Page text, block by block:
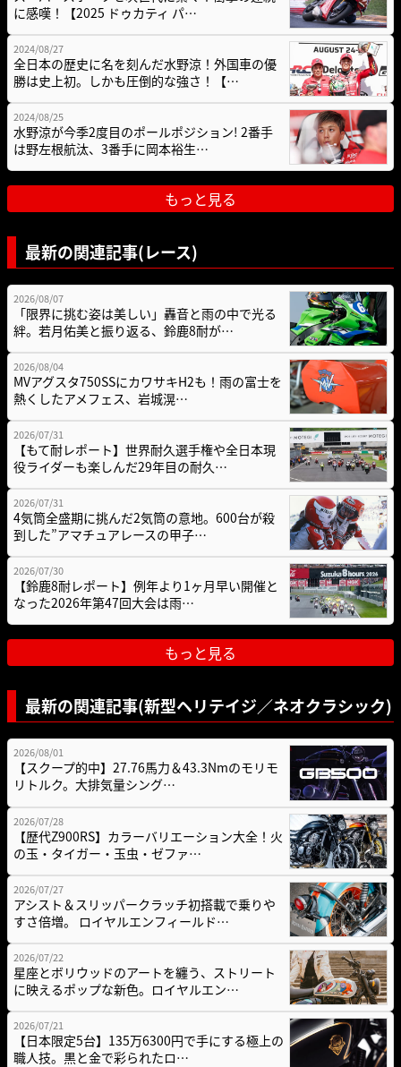
に感嘆！【2025 ドゥカティ パ…
2024/08/27
全日本の歴史に名を刻んだ水野涼！外国車の優
勝は史上初。しかも圧倒的な強さ！【…
2024/08/25
水野涼が今季2度目のポールポジション! 2番手
は野左根航汰、3番手に岡本裕生…
もっと見る
最新の関連記事(レース)
2026/08/07
「限界に挑む姿は美しい」轟音と雨の中で光る
絆。若月佑美と振り返る、鈴鹿8耐が…
2026/08/04
MVアグスタ750SSにカワサキH2も！雨の富士を
熱くしたアメフェス、岩城滉…
2026/07/31
【もて耐レポート】世界耐久選手権や全日本現
役ライダーも楽しんだ29年目の耐久…
2026/07/31
4気筒全盛期に挑んだ2気筒の意地。600台が殺
到した”アマチュアレースの甲子…
2026/07/30
【鈴鹿8耐レポート】例年より1ヶ月早い開催と
なった2026年第47回大会は雨…
もっと見る
最新の関連記事(新型ヘリテイジ／ネオクラシック)
2026/08/01
【スクープ的中】27.76馬力＆43.3Nmのモリモ
リトルク。大排気量シング…
2026/07/28
【歴代Z900RS】カラーバリエーション大全！火
の玉・タイガー・玉虫・ゼファ…
2026/07/27
アシスト＆スリッパークラッチ初搭載で乗りや
すさ倍増。 ロイヤルエンフィールド…
2026/07/22
星座とボリウッドのアートを纏う、ストリート
に映えるポップな新色。ロイヤルエン…
2026/07/21
【日本限定5台】135万6300円で手にする極上の
職人技。黒と金で彩られたロ…